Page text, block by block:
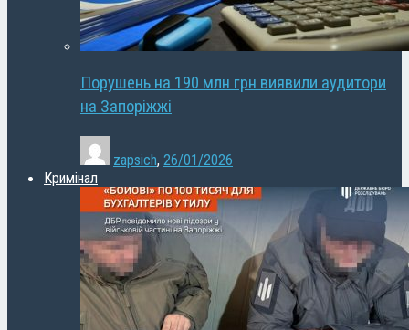
Порушень на 190 млн грн виявили аудитори
на Запоріжжі
zapsich, 26/01/2026
Кримінал